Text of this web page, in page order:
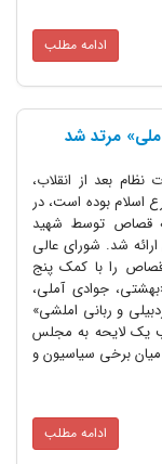
ادامه مطلب
مرتد شد
بعد از انقلاب،
اسلام بوده است، در
قصاص توسط شهید
شد. شورای عالی
را با کمک پنج
جوادی آملی،
و ربانی املشی»
لایحه به مجلس
برخی سیاسیون و
ادامه مطلب